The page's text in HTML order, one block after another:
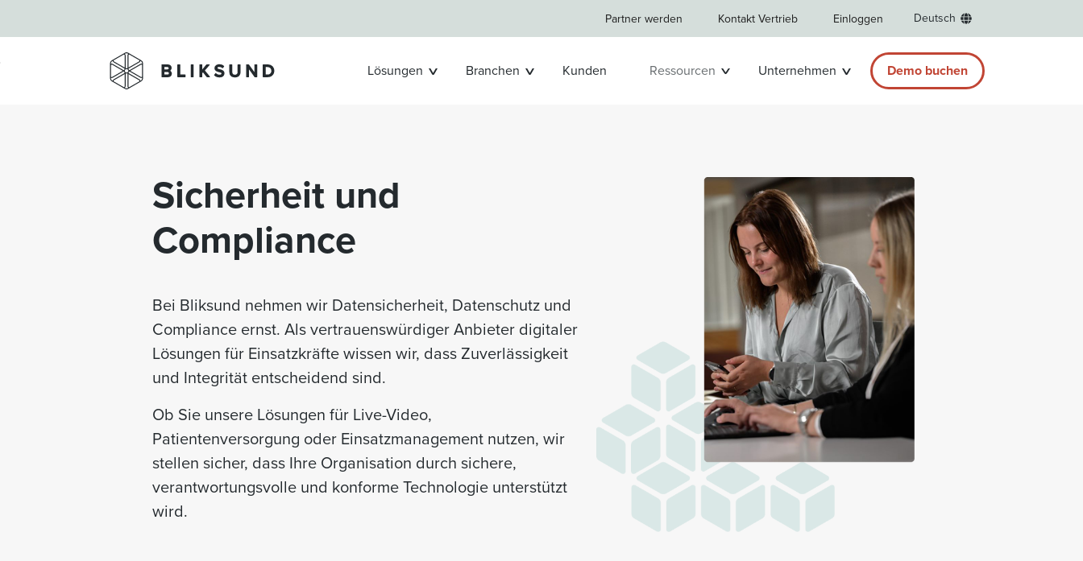
Partner werden Kontakt Vertrieb Einloggen Deutsch
Skip to main content Lösungen Branchen Kunden Ressourcen Unternehmen Demo buchen
Sicherheit und
Compliance
Bei Bliksund nehmen wir Datensicherheit, Datenschutz und
Compliance ernst. Als vertrauenswürdiger Anbieter digitaler
Lösungen für Einsatzkräfte wissen wir, dass Zuverlässigkeit
und Integrität entscheidend sind.
Ob Sie unsere Lösungen für Live-Video,
Patientenversorgung oder Einsatzmanagement nutzen, wir
stellen sicher, dass Ihre Organisation durch sichere,
verantwortungsvolle und konforme Technologie unterstützt
wird.